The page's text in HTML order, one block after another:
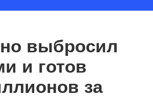
выбросил
и готов
за